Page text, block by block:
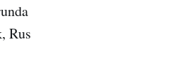
Rus